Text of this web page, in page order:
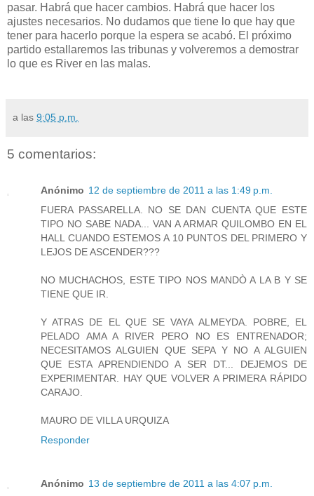
pasar. Habrá que hacer cambios. Habrá que hacer los
ajustes necesarios. No dudamos que tiene lo que hay que
tener para hacerlo porque la espera se acabó. El próximo
partido estallaremos las tribunas y volveremos a demostrar
lo que es River en las malas.
a las 9:05 p.m.
5 comentarios:
Anónimo 12 de septiembre de 2011 a las 1:49 p.m.
FUERA PASSARELLA. NO SE DAN CUENTA QUE ESTE
TIPO NO SABE NADA... VAN A ARMAR QUILOMBO EN EL
HALL CUANDO ESTEMOS A 10 PUNTOS DEL PRIMERO Y
LEJOS DE ASCENDER???
NO MUCHACHOS, ESTE TIPO NOS MANDÒ A LA B Y SE
TIENE QUE IR.
Y ATRAS DE EL QUE SE VAYA ALMEYDA. POBRE, EL
PELADO AMA A RIVER PERO NO ES ENTRENADOR;
NECESITAMOS ALGUIEN QUE SEPA Y NO A ALGUIEN
QUE ESTA APRENDIENDO A SER DT... DEJEMOS DE
EXPERIMENTAR. HAY QUE VOLVER A PRIMERA RÁPIDO
CARAJO.
MAURO DE VILLA URQUIZA
Responder
Anónimo 13 de septiembre de 2011 a las 4:07 p.m.